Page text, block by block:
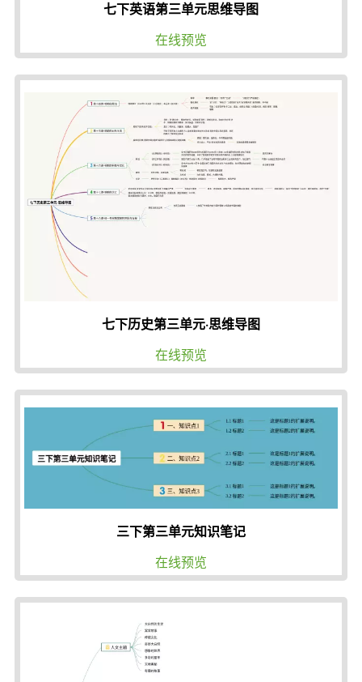
七下英语第三单元思维导图
在线预览
七下历史第三单元·思维导图
在线预览
三下第三单元知识笔记
在线预览